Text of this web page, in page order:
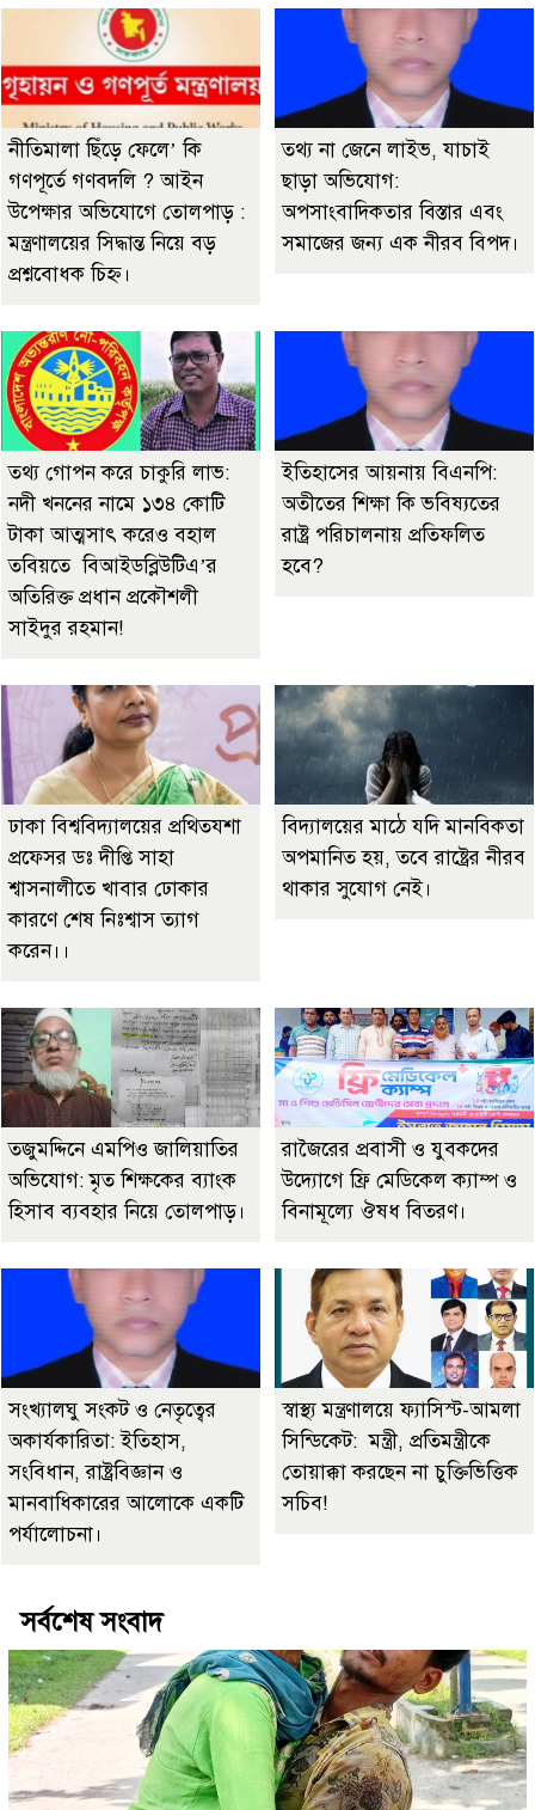
নীতিমালা ছিঁড়ে ফেলে’ কি
গণপূর্তে গণবদলি ? আইন
উপেক্ষার অভিযোগে তোলপাড় :
মন্ত্রণালয়ের সিদ্ধান্ত নিয়ে বড়
প্রশ্নবোধক চিহ্ন।
তথ্য না জেনে লাইভ, যাচাই
ছাড়া অভিযোগ:
অপসাংবাদিকতার বিস্তার এবং
সমাজের জন্য এক নীরব বিপদ।
তথ্য গোপন করে চাকুরি লাভ:
নদী খননের নামে ১৩৪ কোটি
টাকা আত্মসাৎ করেও বহাল
তবিয়তে বিআইডব্লিউটিএ’র
অতিরিক্ত প্রধান প্রকৌশলী
সাইদুর রহমান!
ইতিহাসের আয়নায় বিএনপি:
অতীতের শিক্ষা কি ভবিষ্যতের
রাষ্ট্র পরিচালনায় প্রতিফলিত
হবে?
ঢাকা বিশ্ববিদ্যালয়ের প্রথিতযশা
প্রফেসর ডঃ দীপ্তি সাহা
শ্বাসনালীতে খাবার ঢোকার
কারণে শেষ নিঃশ্বাস ত্যাগ
করেন।।
বিদ্যালয়ের মাঠে যদি মানবিকতা
অপমানিত হয়, তবে রাষ্ট্রের নীরব
থাকার সুযোগ নেই।
তজুমদ্দিনে এমপিও জালিয়াতির
অভিযোগ: মৃত শিক্ষকের ব্যাংক
হিসাব ব্যবহার নিয়ে তোলপাড়।
রাজৈরের‌ প্রবাসী ও যুবকদের
উদ্যোগে ফ্রি মেডিকেল ক্যাম্প ও
বিনামূল্যে ঔষধ বিতরণ।
সংখ্যালঘু সংকট ও নেতৃত্বের
অকার্যকারিতা: ইতিহাস,
সংবিধান, রাষ্ট্রবিজ্ঞান ও
মানবাধিকারের আলোকে একটি
পর্যালোচনা।
স্বাস্থ্য মন্ত্রণালয়ে ফ্যাসিস্ট-আমলা
সিন্ডিকেট: মন্ত্রী, প্রতিমন্ত্রীকে
তোয়াক্কা করছেন না চুক্তিভিত্তিক
সচিব!
সর্বশেষ সংবাদ